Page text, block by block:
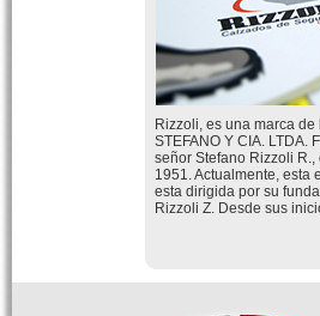
Rizzoli, es una marca de
STEFANO Y CIA. LTDA.
señor Stefano Rizzoli
1951. Actualmente, esta
esta dirigida por su
Rizzoli Z. Desde sus